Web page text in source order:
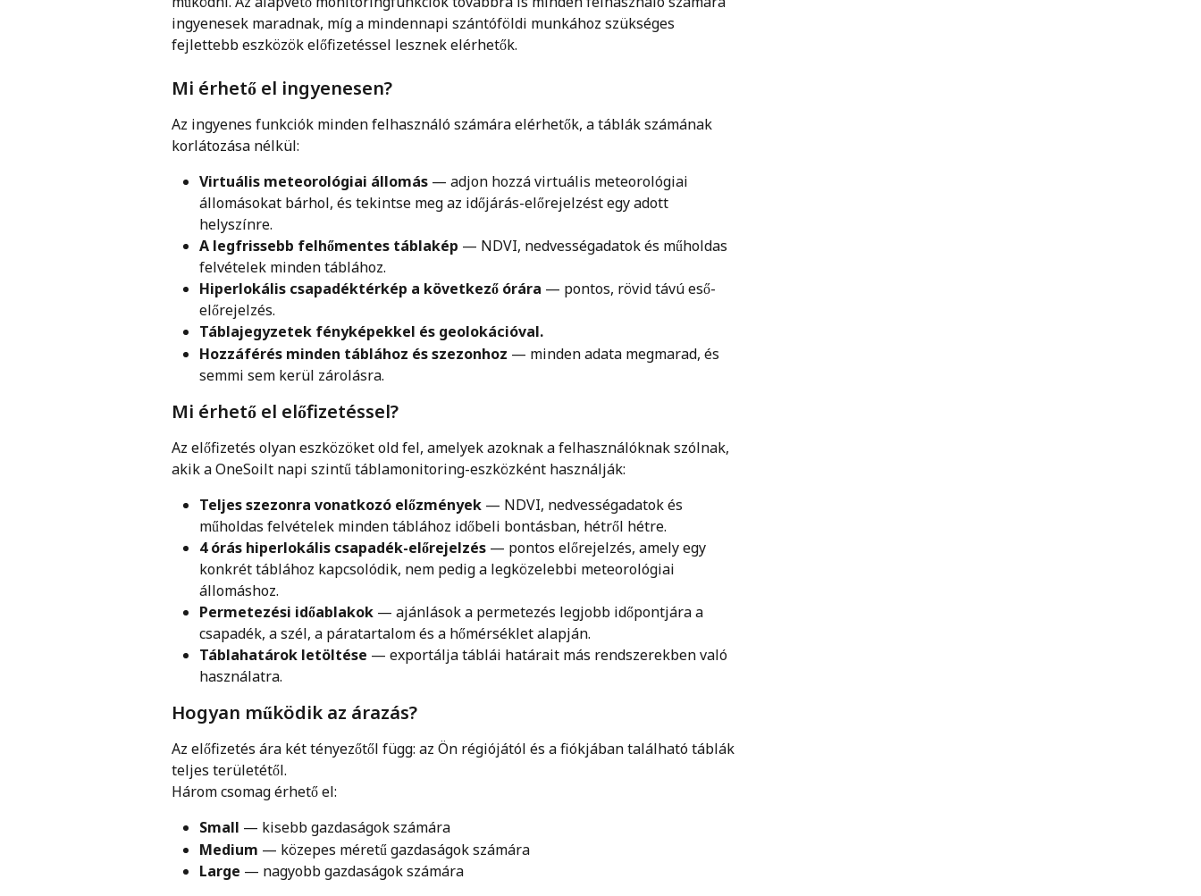
ingyenesek maradnak, míg a mindennapi szántóföldi munkához szükséges
fejlettebb eszközök előfizetéssel lesznek elérhetők.
Mi érhető el ingyenesen?
Az ingyenes funkciók minden felhasználó számára elérhetők, a táblák számának
korlátozása nélkül:
Virtuális meteorológiai állomás — adjon hozzá virtuális meteorológiai
állomásokat bárhol, és tekintse meg az időjárás-előrejelzést egy adott
helyszínre.
A legfrissebb felhőmentes táblakép — NDVI, nedvességadatok és műholdas
felvételek minden táblához.
Hiperlokális csapadéktérkép a következő órára — pontos, rövid távú eső-
előrejelzés.
Táblajegyzetek fényképekkel és geolokációval.
Hozzáférés minden táblához és szezonhoz — minden adata megmarad, és
semmi sem kerül zárolásra.
Mi érhető el előfizetéssel?
Az előfizetés olyan eszközöket old fel, amelyek azoknak a felhasználóknak szólnak,
akik a OneSoilt napi szintű táblamonitoring-eszközként használják:
Teljes szezonra vonatkozó előzmények — NDVI, nedvességadatok és
műholdas felvételek minden táblához időbeli bontásban, hétről hétre.
4 órás hiperlokális csapadék-előrejelzés — pontos előrejelzés, amely egy
konkrét táblához kapcsolódik, nem pedig a legközelebbi meteorológiai
állomáshoz.
Permetezési időablakok — ajánlások a permetezés legjobb időpontjára a
csapadék, a szél, a páratartalom és a hőmérséklet alapján.
Táblahatárok letöltése — exportálja táblái határait más rendszerekben való
használatra.
Hogyan működik az árazás?
Az előfizetés ára két tényezőtől függ: az Ön régiójától és a fiókjában található táblák
teljes területétől.
Három csomag érhető el:
Small — kisebb gazdaságok számára
Medium — közepes méretű gazdaságok számára
Large — nagyobb gazdaságok számára